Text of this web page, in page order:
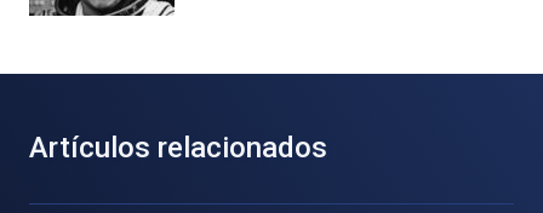
Artículos relacionados